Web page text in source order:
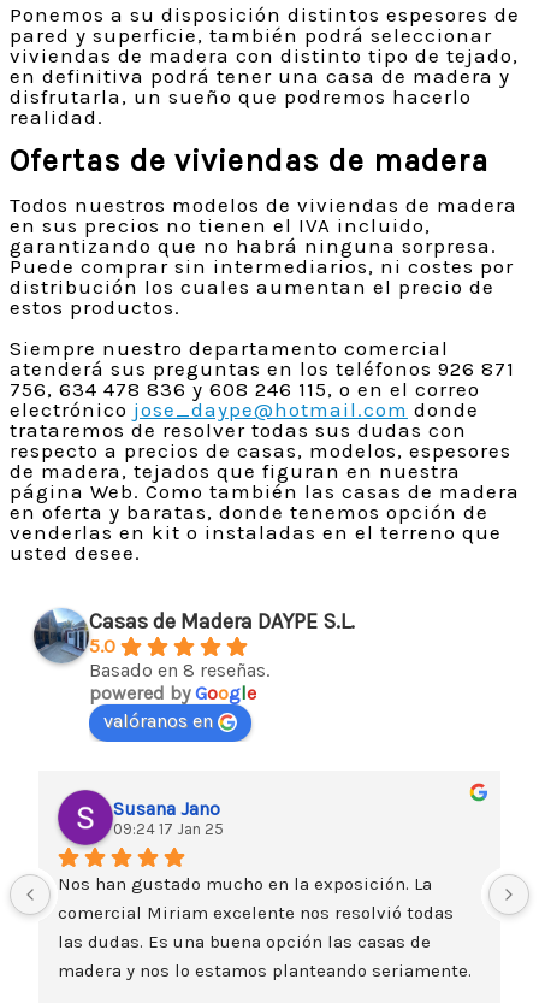
Ponemos a su disposición distintos espesores de
pared y superficie, también podrá seleccionar
viviendas de madera con distinto tipo de tejado,
en definitiva podrá tener una casa de madera y
disfrutarla, un sueño que podremos hacerlo
realidad.
Ofertas de viviendas de madera
Todos nuestros modelos de viviendas de madera
en sus precios no tienen el IVA incluido,
garantizando que no habrá ninguna sorpresa.
Puede comprar sin intermediarios, ni costes por
distribución los cuales aumentan el precio de
estos productos.
Siempre nuestro departamento comercial
atenderá sus preguntas en los teléfonos 926 871
756, 634 478 836 y 608 246 115, o en el correo
electrónico jose_daype@hotmail.com donde
trataremos de resolver todas sus dudas con
respecto a precios de casas, modelos, espesores
de madera, tejados que figuran en nuestra
página Web. Como también las casas de madera
en oferta y baratas, donde tenemos opción de
venderlas en kit o instaladas en el terreno que
usted desee.
Casas de Madera DAYPE S.L.
5.0
Basado en 8 reseñas.
powered byGoogle
valóranos en
Susana Jano
09:24 17 Jan 25
Nos han gustado mucho en la exposición. La
comercial Miriam excelente nos resolvió todas
las dudas. Es una buena opción las casas de
madera y nos lo estamos planteando seriamente.